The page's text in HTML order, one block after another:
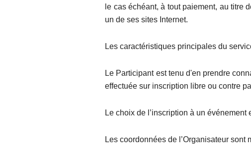
le cas échéant, à tout paiement, au titre
un de ses sites Internet.
Les caractéristiques principales du
Le Participant est tenu d'en prendre
effectuée sur inscription libre ou contre
Le choix de l’inscription à un
Les coordonnées de l’Organisateur sont